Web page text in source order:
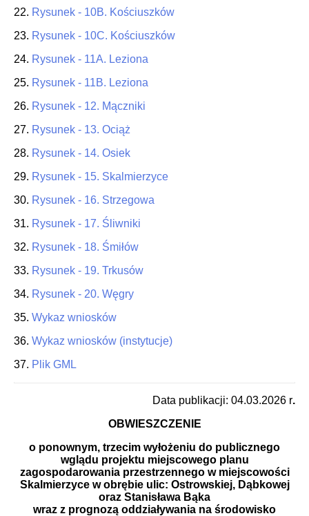
22. Rysunek - 10B. Kościuszków
23. Rysunek - 10C. Kościuszków
24. Rysunek - 11A. Leziona
25. Rysunek - 11B. Leziona
26. Rysunek - 12. Mączniki
27. Rysunek - 13. Ociąż
28. Rysunek - 14. Osiek
29. Rysunek - 15. Skalmierzyce
30. Rysunek - 16. Strzegowa
31. Rysunek - 17. Śliwniki
32. Rysunek - 18. Śmiłów
33. Rysunek - 19. Trkusów
34. Rysunek - 20. Węgry
35. Wykaz wniosków
36. Wykaz wniosków (instytucje)
37. Plik GML
Data publikacji: 04.03.2026 r.
OBWIESZCZENIE
o ponownym, trzecim wyłożeniu do publicznego
wglądu projektu miejscowego planu
zagospodarowania przestrzennego w miejscowości
Skalmierzyce w obrębie ulic: Ostrowskiej, Dąbkowej
oraz Stanisława Bąka
wraz z prognozą oddziaływania na środowisko